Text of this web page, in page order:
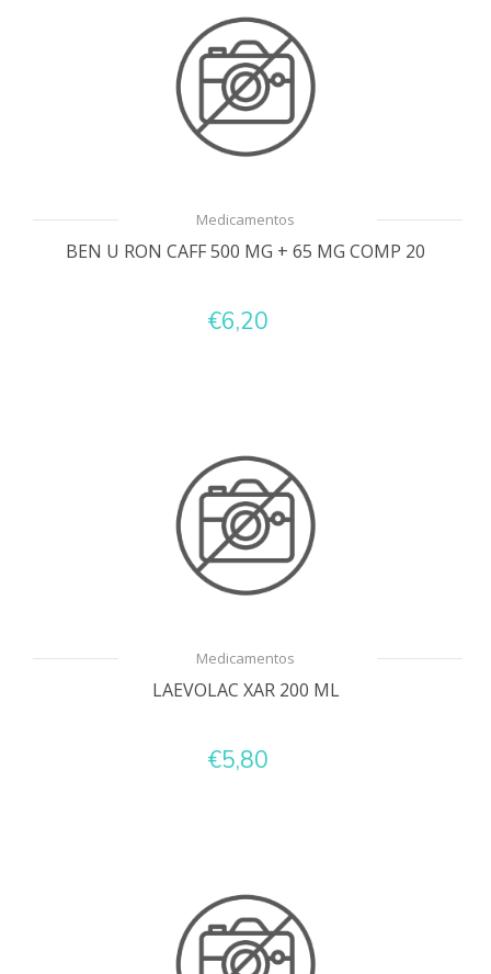
Medicamentos
BEN U RON CAFF 500 MG + 65 MG COMP 20
€6,20
Medicamentos
LAEVOLAC XAR 200 ML
€5,80